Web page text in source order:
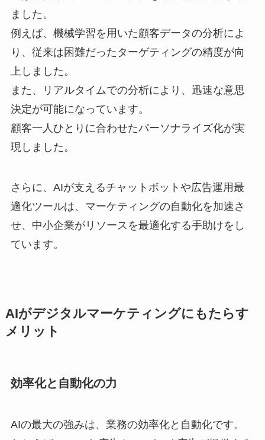
ました。
例えば、機械学習を用いた顧客データの分析によ
り、従来は困難だったターゲティングの精度が向
上しました。
また、リアルタイムでの分析により、迅速な意思
決定が可能になっています。
顧客一人ひとりに合わせたパーソナライズ化が実
現しました。
さらに、AIが支えるチャットボットや広告運用最
適化ツールは、マーケティングの自動化を加速さ
せ、中小企業がリソースを最適化する手助けをし
ています。
AIがデジタルマーケティングにもたらす
メリット
効率化と自動化の力
AIの最大の強みは、業務の効率化と自動化です。